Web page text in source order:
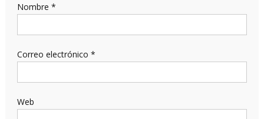
Nombre *
Correo electrónico *
Web